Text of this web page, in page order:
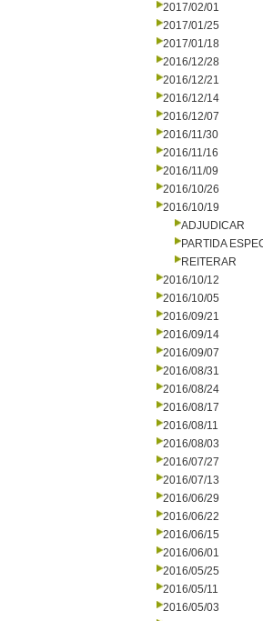
2017/02/01
2017/01/25
2017/01/18
2016/12/28
2016/12/21
2016/12/14
2016/12/07
2016/11/30
2016/11/16
2016/11/09
2016/10/26
2016/10/19
ADJUDICAR
PARTIDA
REITERAR
2016/10/12
2016/10/05
2016/09/21
2016/09/14
2016/09/07
2016/08/31
2016/08/24
2016/08/17
2016/08/11
2016/08/03
2016/07/27
2016/07/13
2016/06/29
2016/06/22
2016/06/15
2016/06/01
2016/05/25
2016/05/11
2016/05/03